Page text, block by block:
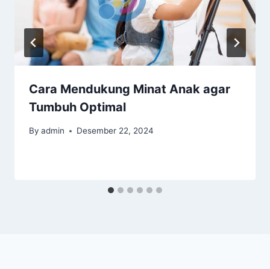
Cara Mendukung Minat Anak agar
Tumbuh Optimal
By admin Desember 22, 2024